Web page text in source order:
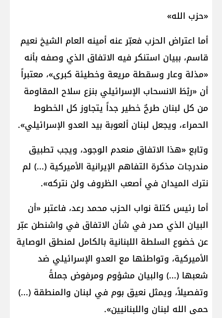
«حزب الله»
أما اعتراض الحزب فعبّر عنه أمينه العام الشيخ نعيم
قاسم، ببيان استنكر فيه الاتفاق الذي وصفه بأنه
«مذلة وعار وسقطة مريعة وخطيئة كبرى»، معتبراً
أن «ربْطَ الانسحاب الإسرائيلي بنزع سلاح المقاومة
من كل لبنان طرحٌ خطير جداً يتجاوز كل الخطوط
الحمراء، ويجعل لبنان ألعوبة بيد العدو الإسرائيلي».
وتابع «هذا الاتفاق منعدم الوجود، ويجب تطبيق
مندرجات مذكرة التفاهم الإيرانية الأميركية (...) لم
نترك الميدان في أصعب الظروف ولن نتركه».
أما رئيس كتلة نواب الحزب محمد رعد، فاعتبر «أن
البيان الذي صدر في شأن الاتفاق في واشنطن عبّر
عن خضوع السلطة اللبنانية بالكامل لمنطق الوصاية
الأميركية، وتواطئها مع العدو الإسرائيلي ضد
شعبها (...) والبيان مشؤوم ومرفوض جملةً
وتفصيلاً، ويمثل نعيق بوم في لبنان والمنطقة (...)
حمى الله لبنان واللبنانيين».